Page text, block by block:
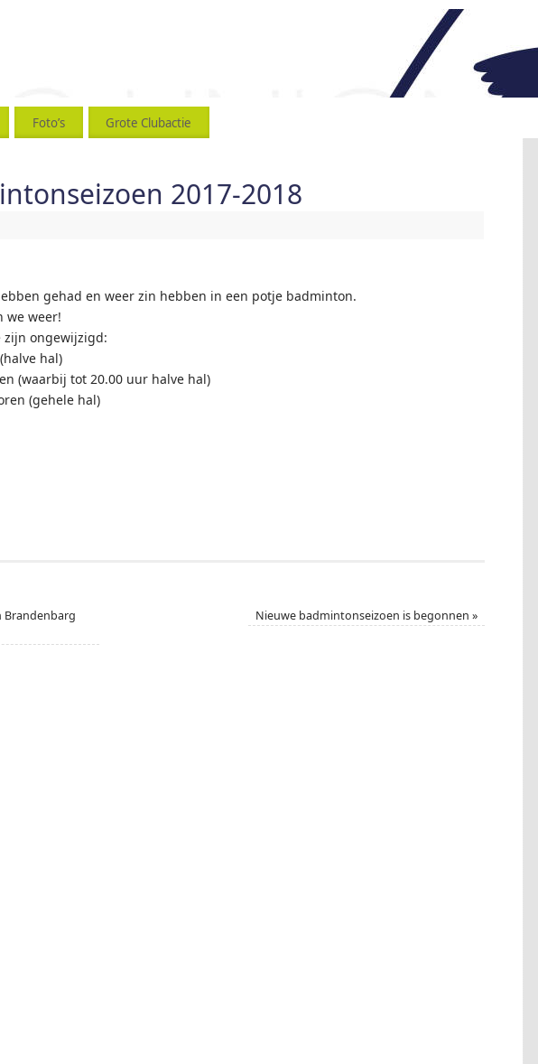
Foto’s Grote Clubactie
2017-2018
gehad en weer zin hebben in een potje badminton.
we weer!
zijn ongewijzigd:
hal)
(waarbij tot 20.00 uur halve hal)
(gehele hal)
Brandenbarg
Nieuwe badmintonseizoen is begonnen »